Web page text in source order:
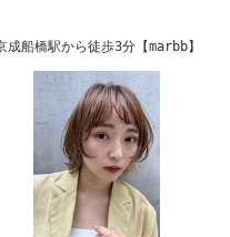
船橋駅から徒歩3分【marbb】